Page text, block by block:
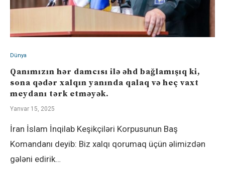
Dünya
Qanımızın hər damcısı ilə əhd bağlamışıq ki,
sona qədər xalqın yanında qalaq və heç vaxt
meydanı tərk etməyək.
Yanvar 15, 2025
İran İslam İnqilab Keşikçiləri Korpusunun Baş
Komandanı deyib: Biz xalqı qorumaq üçün əlimizdən
gələni edirik…